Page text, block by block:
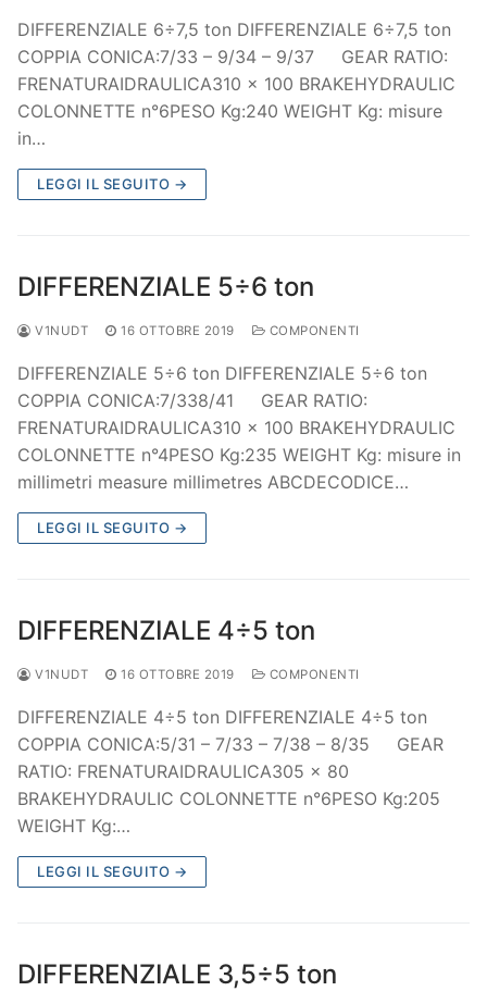
DIFFERENZIALE 6÷7,5 ton DIFFERENZIALE 6÷7,5 ton
COPPIA CONICA:7/33 – 9/34 – 9/37 GEAR RATIO:
FRENATURAIDRAULICA310 x 100 BRAKEHYDRAULIC
COLONNETTE n°6PESO Kg:240 WEIGHT Kg: misure
in…
LEGGI IL SEGUITO →
DIFFERENZIALE 5÷6 ton
V1NUDT 16 OTTOBRE 2019 COMPONENTI
DIFFERENZIALE 5÷6 ton DIFFERENZIALE 5÷6 ton
COPPIA CONICA:7/338/41 GEAR RATIO:
FRENATURAIDRAULICA310 x 100 BRAKEHYDRAULIC
COLONNETTE n°4PESO Kg:235 WEIGHT Kg: misure in
millimetri measure millimetres ABCDECODICE…
LEGGI IL SEGUITO →
DIFFERENZIALE 4÷5 ton
V1NUDT 16 OTTOBRE 2019 COMPONENTI
DIFFERENZIALE 4÷5 ton DIFFERENZIALE 4÷5 ton
COPPIA CONICA:5/31 – 7/33 – 7/38 – 8/35 GEAR
RATIO: FRENATURAIDRAULICA305 x 80
BRAKEHYDRAULIC COLONNETTE n°6PESO Kg:205
WEIGHT Kg:…
LEGGI IL SEGUITO →
DIFFERENZIALE 3,5÷5 ton